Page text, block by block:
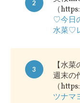
2
（
♡今日
水菜♡
3
【水
週末の
（
ツナマ